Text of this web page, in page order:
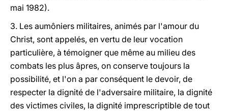
mai 1982).
3. Les aumôniers militaires, animés par l'amour du
Christ, sont appelés, en vertu de leur vocation
particulière, à témoigner que même au milieu des
combats les plus âpres, on conserve toujours la
possibilité, et l'on a par conséquent le devoir, de
respecter la dignité de l'adversaire militaire, la dignité
des victimes civiles, la dignité imprescriptible de tout